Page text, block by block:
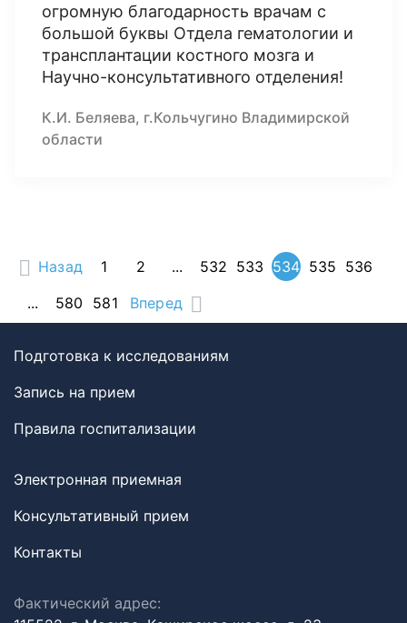
огромную благодарность врачам с
большой буквы Отдела гематологии и
трансплантации костного мозга и
Научно-консультативного отделения!
К.И. Беляева, г.Кольчугино Владимирской
области
Назад 1 2 ... 532 533 534 535 536
...
580 581 Вперед
Подготовка к исследованиям
Запись на прием
Правила госпитализации
Электронная приемная
Консультативный прием
Контакты
Фактический адрес: